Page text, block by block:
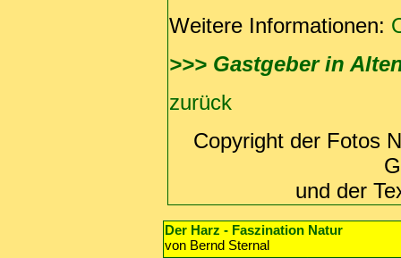
Weitere Informationen:
>>> Gastgeber in
zurück
Copyright der Fotos
und der
Der Harz - Faszination Natur
von Bernd Sternal